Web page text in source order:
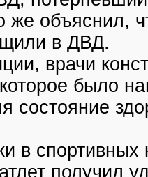
же объяснил,
в ДВД.
врачи
которое было
состояние
в
получил